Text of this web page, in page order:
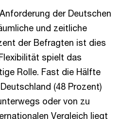
der Deutschen
und zeitliche
der Befragten ist dies
spielt das
Rolle. Fast die Hälfte
(48 Prozent)
oder von zu
Vergleich liegt